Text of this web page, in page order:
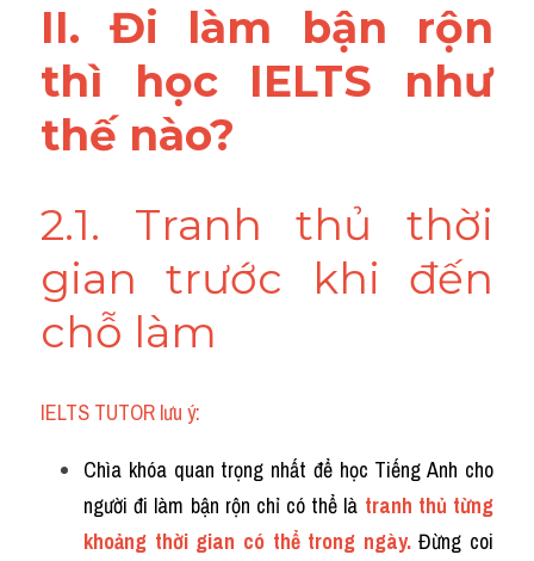
II. Đi làm bận rộn
thì học IELTS như
thế nào?
2.1. Tranh thủ thời
gian trước khi đến
chỗ làm
IELTS TUTOR lưu ý:
Chìa khóa quan trọng nhất để học Tiếng Anh cho
người đi làm bận rộn chỉ có thể là tranh thủ từng
khoảng thời gian có thể trong ngày. Đừng coi